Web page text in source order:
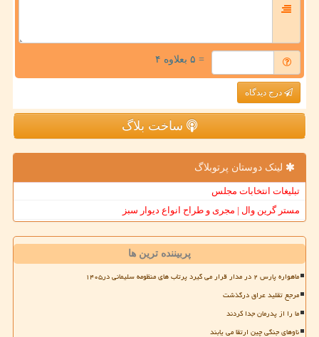
= ۵ بعلاوه ۴
درج دیدگاه
ساخت بلاگ
لینک دوستان پرتوبلاگ
تبلیغات انتخابات مجلس
مستر گرین وال | مجری و طراح انواع دیوار سبز
پربیننده ترین ها
ماهواره پارس ۲ در مدار قرار می گیرد پرتاب های منظومه سلیمانی در۱۴۰۵
مرجع تقلید عراق درگذشت
ما را از پدرمان جدا کردند
ناوهای جنگی چین ارتقا می یابند